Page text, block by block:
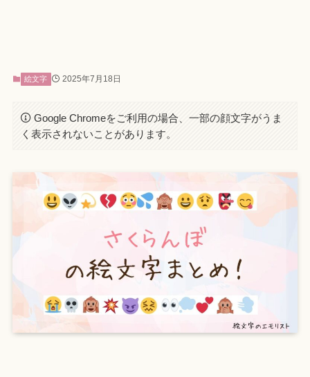
絵文字 2025年7月18日
Google Chromeをご利用の場合、一部の顔文字がうま
く表示されないことがあります。